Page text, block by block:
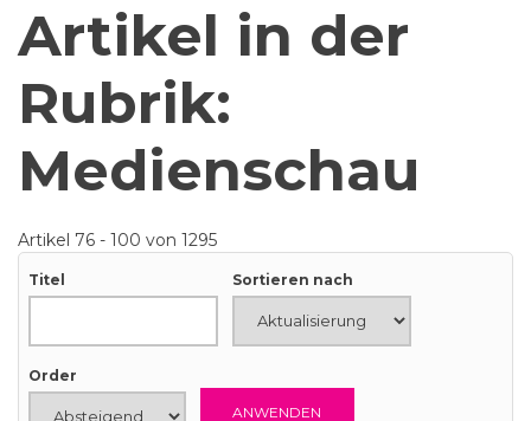
Artikel in der
Rubrik:
Medienschau
Artikel 76 - 100 von 1295
Titel Sortieren nach
Order